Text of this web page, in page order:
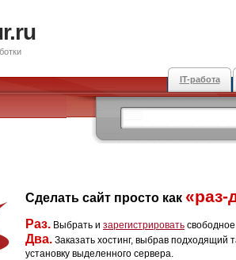
IT-работа
Сделать сайт просто как «раз-
Раз. Выбрать и зарегистрировать
Два. Заказать хостинг, выбрав подходящий
установку выделенного сервера.